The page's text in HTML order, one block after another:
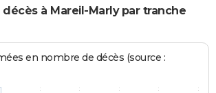
à Mareil-Marly par tranche
en nombre de décès (source :